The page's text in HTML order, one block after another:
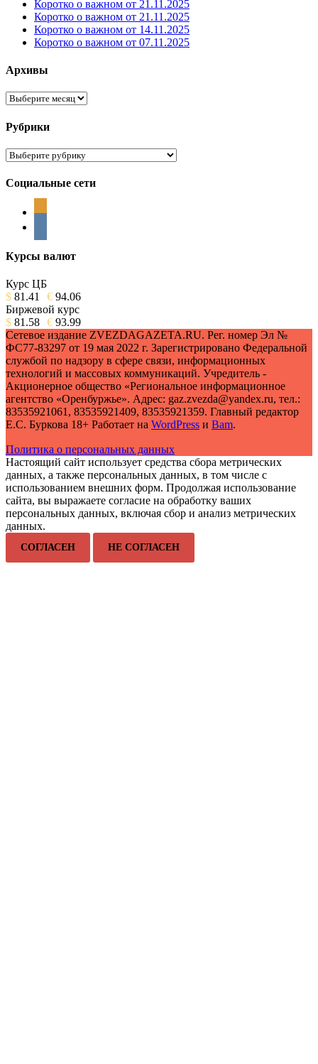
Коротко о важном от 21.11.2025
Коротко о важном от 21.11.2025
Коротко о важном от 14.11.2025
Коротко о важном от 07.11.2025
Архивы
Архивы
Рубрики
Рубрики
Социальные сети
odnoklassniki
Курсы валют
Курс ЦБ
$ 81.41 € 94.06
Биржевой курс
$ 81.58 € 93.99
Сетевое издание ZVEZDAGAZETA.RU. Рег. номер Эл №
ФС77-83297 от 19 мая 2022 г. Зарегистрировано Федеральной
службой по надзору в сфере связи, информационных
технологий и массовых коммуникаций. Учредитель -
Акционерное общество «Региональное информационное
агентство «Оренбуржье». Адрес: gaz.zvezda@yandex.ru, тел.:
83535921061, 83535921409, 83535921359. Главный редактор
Е.С. Буркова 18+ Работает на WordPress и Bam.
Политика о персональных данных
Настоящий сайт использует средства сбора метрических
данных, а также персональных данных, в том числе с
использованием внешних форм. Продолжая использование
сайта, вы выражаете согласие на обработку ваших
персональных данных, включая сбор и анализ метрических
данных.
СОГЛАСЕН НЕ СОГЛАСЕН